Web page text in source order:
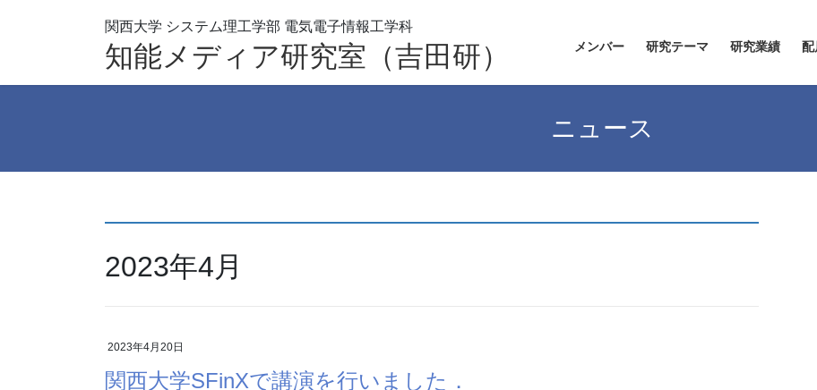
知能メディア研究室（吉田研） メンバー 研究テーマ 研究業績 配
ニュース
2023年4月
2023年4月20日
関西大学SFinXで講演を行いました．